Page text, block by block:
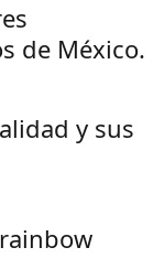
de México.
y sus